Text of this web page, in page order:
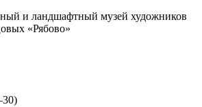
и ландшафтный музей художников
«Рябово»